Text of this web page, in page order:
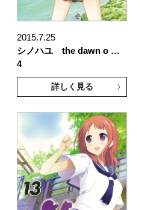
2015.7.25
シノハユ the dawn o …
4
詳しく見る